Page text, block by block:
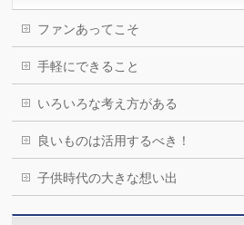
ファンあってこそ
手軽にできること
いろいろな考え方がある
良いものは活用するべき！
子供時代の大きな想い出